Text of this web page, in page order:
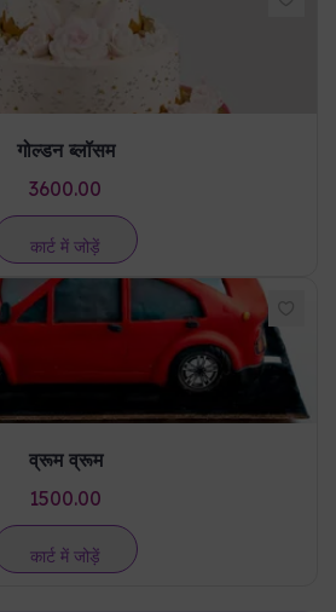
3600.00
कार्ट में जोड़ें
व्रूम व्रूम
रेटिंग और समीक्षाएं